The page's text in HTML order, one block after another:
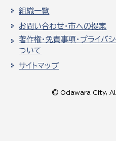
組織一覧
お問い合わせ・市への提案
著作権・免責事項・プライバ
ついて
サイトマップ
© Odawara City,